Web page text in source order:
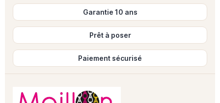
Garantie 10 ans
Prêt à poser
Paiement sécurisé